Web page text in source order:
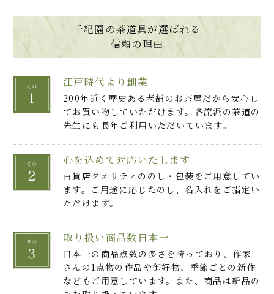
千紀園の茶道具が選ばれる
信頼の理由
江戸時代より創業
200年近く歴史ある老舗のお茶屋だから安心し
てお買い物していただけます。各流派の茶道の
先生にも長年ご利用いただいています。
心を込めて対応いたします
百貨店クオリティののし・包装をご用意してい
ます。ご用途に応じたのし、名入れをご指定い
ただけます。
取り扱い商品数日本一
日本一の商品点数の多さを誇っており、作家
さんの1点物の作品や御好物、季節ごとの新作
などもご用意しています。また、商品は新品の